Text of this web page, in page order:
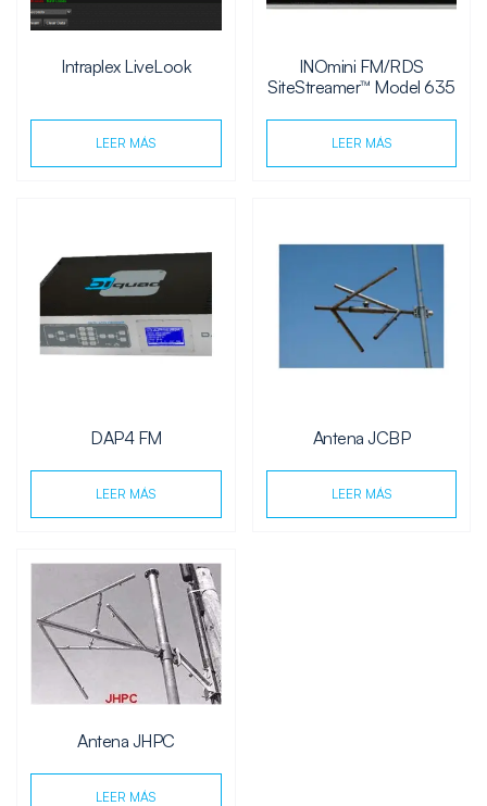
Intraplex LiveLook
LEER MÁS
INOmini FM/RDS
SiteStreamer™ Model 635
LEER MÁS
DAP4 FM
LEER MÁS
Antena JCBP
LEER MÁS
Antena JHPC
LEER MÁS